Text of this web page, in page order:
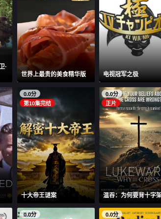
·
世界上最贵的美食精华版 电视冠军之极
0.0分
第10集完结
十大帝王谜案
0.0分
正片
温吞：为何要背十字
0.0分
0.0分